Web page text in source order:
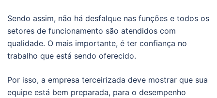
Sendo assim, não há desfalque nas funções e todos os
setores de funcionamento são atendidos com
qualidade. O mais importante, é ter confiança no
trabalho que está sendo oferecido.
Por isso, a empresa terceirizada deve mostrar que sua
equipe está bem preparada, para o desempenho